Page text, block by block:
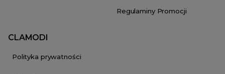
Regulaminy Promocji
CLAMODI
Polityka prywatności